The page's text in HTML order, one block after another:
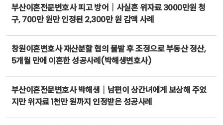
부산이혼전문변호사 피고 방어｜사실혼 위자료 3000만원 청
구, 700만 원만 인정된 2,300만 원 감액 사례
창원이혼변호사 재산분할 협의 불발 후 조정으로 부동산 정산,
5개월 만에 이혼한 성공사례(박해생변호사)
부산이혼전문변호사 박해생｜남편이 상간녀에게 보상해 주었
지만 위자료 1천만 원까지 인정받은 성공사례